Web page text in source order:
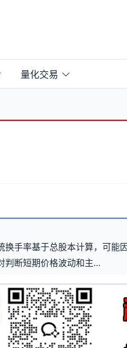
量化交易
手率基于总股本计算，可能
判断短期价格波动和主...